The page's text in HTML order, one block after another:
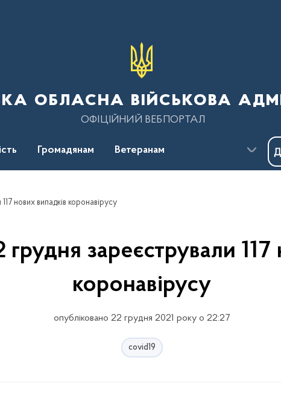
обласна військова
ОФІЦІЙНИЙ ВЕБПОРТАЛ
Громадянам Ветеранам
нових випадків коронавірусу
зареєстрували 117
коронавірусу
опубліковано 22 грудня 2021 року о 22:27
covid19